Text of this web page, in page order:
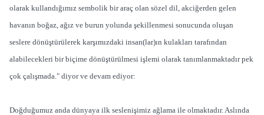
olarak kullandığımız sembolik bir araç olan sözel dil, akciğerden gelen
havanın boğaz, ağız ve burun yolunda şekillenmesi sonucunda oluşan
seslere dönüştürülerek karşımızdaki insan(lar)ın kulakları tarafından
alabilecekleri bir biçime dönüştürülmesi işlemi olarak tanımlanmaktadır pek
çok çalışmada." diyor ve devam ediyor:
Doğduğumuz anda dünyaya ilk seslenişimiz ağlama ile olmaktadır. Aslında